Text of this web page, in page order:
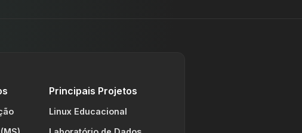
Principais Projetos
Linux Educacional